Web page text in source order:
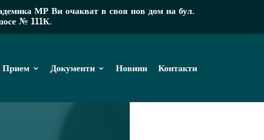
МР Ви очакват в своя нов дом на бул.
№ 111К.
Прием Документи Новини Контакти